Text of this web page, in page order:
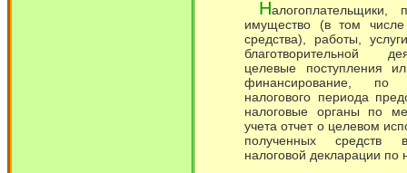
Налогоплательщики,
имущество (в том
средства), работы,
благотворительной
целевые поступления
финансирование, по
налогового периода
налоговые органы по
учета отчет о целевом
полученных средств
налоговой декларации по